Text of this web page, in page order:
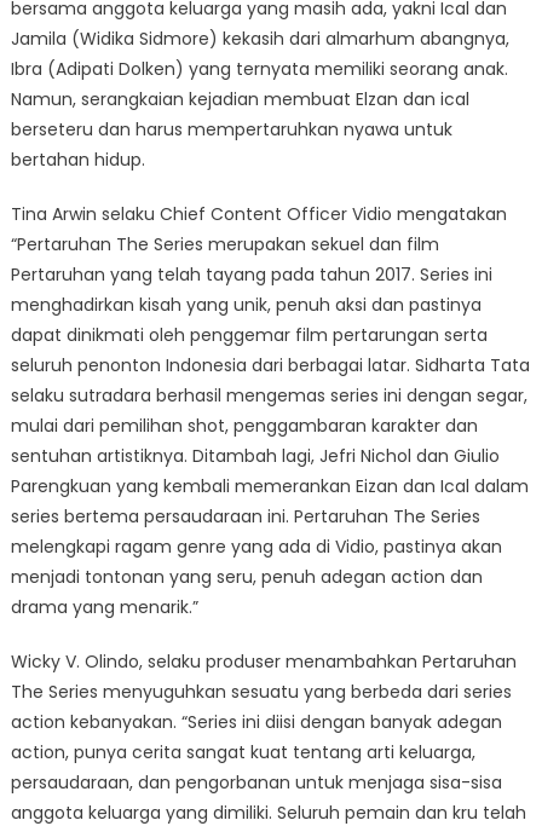
bersama anggota keluarga yang masih ada, yakni Ical dan
Jamila (Widika Sidmore) kekasih dari almarhum abangnya,
Ibra (Adipati Dolken) yang ternyata memiliki seorang anak.
Namun, serangkaian kejadian membuat Elzan dan ical
berseteru dan harus mempertaruhkan nyawa untuk
bertahan hidup.
Tina Arwin selaku Chief Content Officer Vidio mengatakan
“Pertaruhan The Series merupakan sekuel dan film
Pertaruhan yang telah tayang pada tahun 2017. Series ini
menghadirkan kisah yang unik, penuh aksi dan pastinya
dapat dinikmati oleh penggemar film pertarungan serta
seluruh penonton Indonesia dari berbagai latar. Sidharta Tata
selaku sutradara berhasil mengemas series ini dengan segar,
mulai dari pemilihan shot, penggambaran karakter dan
sentuhan artistiknya. Ditambah lagi, Jefri Nichol dan Giulio
Parengkuan yang kembali memerankan Eizan dan Ical dalam
series bertema persaudaraan ini. Pertaruhan The Series
melengkapi ragam genre yang ada di Vidio, pastinya akan
menjadi tontonan yang seru, penuh adegan action dan
drama yang menarik.”
Wicky V. Olindo, selaku produser menambahkan Pertaruhan
The Series menyuguhkan sesuatu yang berbeda dari series
action kebanyakan. “Series ini diisi dengan banyak adegan
action, punya cerita sangat kuat tentang arti keluarga,
persaudaraan, dan pengorbanan untuk menjaga sisa-sisa
anggota keluarga yang dimiliki. Seluruh pemain dan kru telah